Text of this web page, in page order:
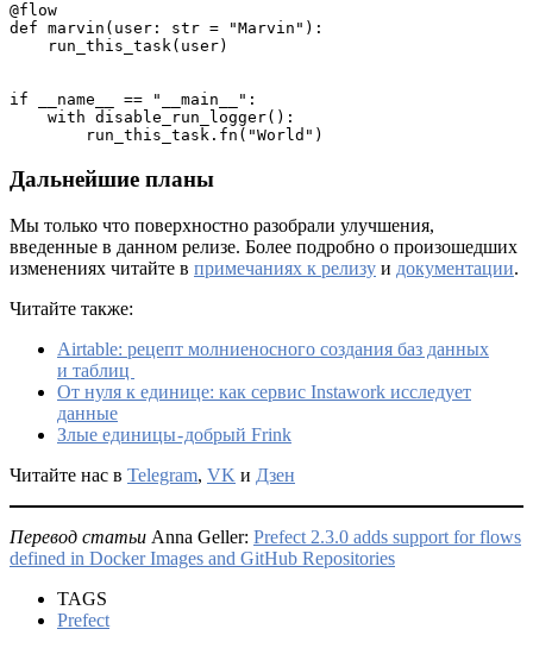
@flow
def marvin(user: str = "Marvin"):
    run_this_task(user)
if __name__ == "__main__":
    with disable_run_logger():
        run_this_task.fn("World")
Дальнейшие планы
Мы только что поверхностно разобрали улучшения,
введенные в данном релизе. Более подробно о произошедших
изменениях читайте в примечаниях к релизу и документации.
Читайте также:
Airtable: рецепт молниеносного создания баз данных
и таблиц
От нуля к единице: как сервис Instawork исследует
данные
Злые единицы - добрый Frink
Читайте нас в Telegram, VK и Дзен
Перевод статьи Anna Geller: Prefect 2.3.0 adds support for flows
defined in Docker Images and GitHub Repositories
TAGS
Prefect